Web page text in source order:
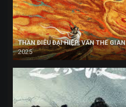
THẦN ĐIÊU ĐẠI HIỆP: VẤN THẾ GIAN
2025